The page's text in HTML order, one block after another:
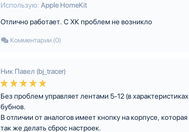
Использую: Apple HomeKit
Отлично работает. С ХК проблем не возникло
Комментарии (0)
Ник Павел (bj_tracer)
Без проблем управляет лентами 5-12 (в
бубнов.
В отличии от аналогов имеет кнопку на корпусе,
так же делать сброс настроек.